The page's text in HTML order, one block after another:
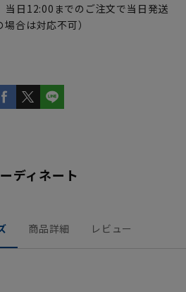
当日12:00までのご注文で当日発送
合は対応不可）
ディネート
商品詳細 レビュー